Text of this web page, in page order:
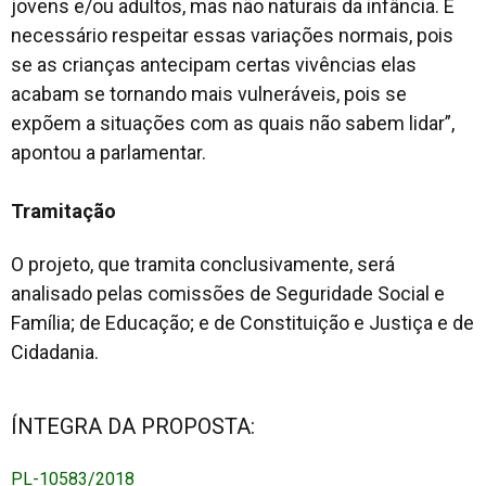
jovens e/ou adultos, mas não naturais da infância. É
necessário respeitar essas variações normais, pois
se as crianças antecipam certas vivências elas
acabam se tornando mais vulneráveis, pois se
expõem a situações com as quais não sabem lidar”,
apontou a parlamentar.
Tramitação
O projeto, que tramita conclusivamente, será
analisado pelas comissões de Seguridade Social e
Família; de Educação; e de Constituição e Justiça e de
Cidadania.
ÍNTEGRA DA PROPOSTA:
PL-10583/2018